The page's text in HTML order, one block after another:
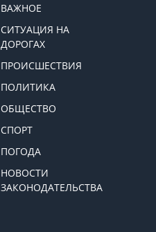
ВАЖНОЕ
СИТУАЦИЯ НА
ДОРОГАХ
ПРОИСШЕСТВИЯ
ПОЛИТИКА
ОБЩЕСТВО
СПОРТ
ПОГОДА
НОВОСТИ
ЗАКОНОДАТЕЛЬСТВА